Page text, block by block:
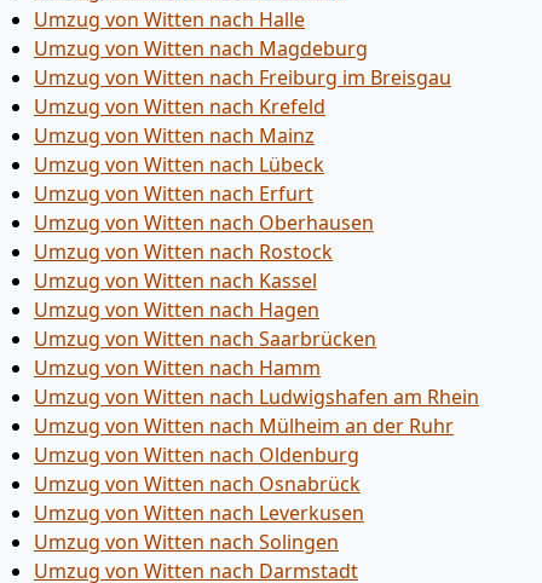
Umzug von Witten nach Halle
Umzug von Witten nach Magdeburg
Umzug von Witten nach Freiburg im Breisgau
Umzug von Witten nach Krefeld
Umzug von Witten nach Mainz
Umzug von Witten nach Lübeck
Umzug von Witten nach Erfurt
Umzug von Witten nach Oberhausen
Umzug von Witten nach Rostock
Umzug von Witten nach Kassel
Umzug von Witten nach Hagen
Umzug von Witten nach Saarbrücken
Umzug von Witten nach Hamm
Umzug von Witten nach Ludwigshafen am Rhein
Umzug von Witten nach Mülheim an der Ruhr
Umzug von Witten nach Oldenburg
Umzug von Witten nach Osnabrück
Umzug von Witten nach Leverkusen
Umzug von Witten nach Solingen
Umzug von Witten nach Darmstadt